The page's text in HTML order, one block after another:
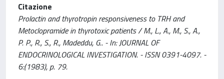
Citazione
Prolactin and thyrotropin responsiveness to TRH and
Metoclopramide in thyrotoxic patients / M., L., A., M., S., A.,
P. P., R., S., R., Madeddu, G.. - In: JOURNAL OF
ENDOCRINOLOGICAL INVESTIGATION. - ISSN 0391-4097. -
6:(1983), p. 79.